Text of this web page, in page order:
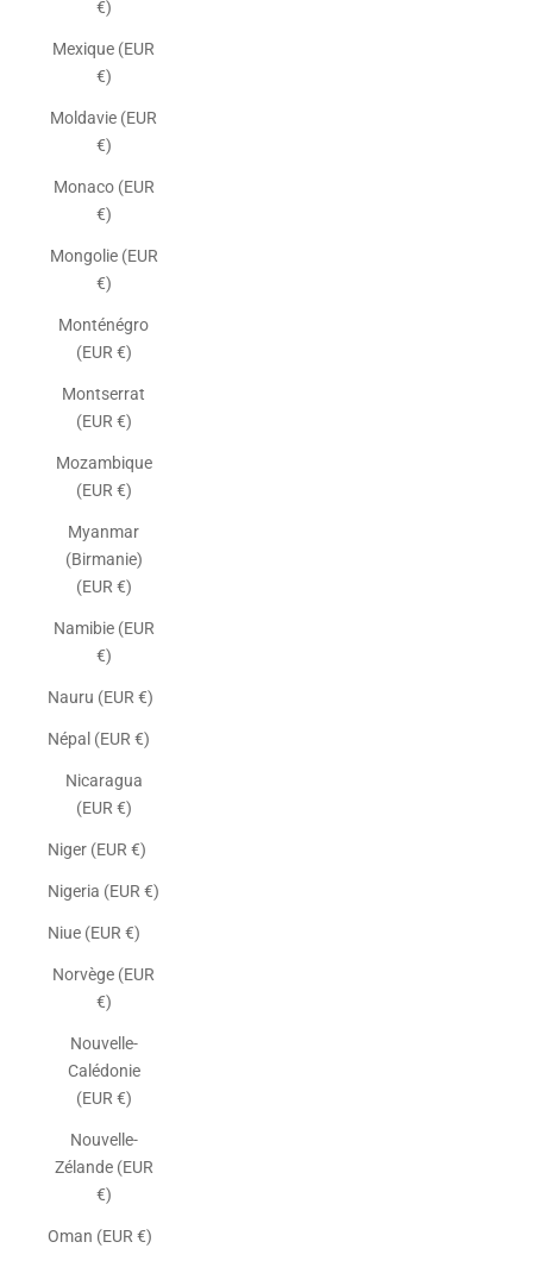
€)
Mexique (EUR
€)
Moldavie (EUR
€)
Monaco (EUR
€)
Mongolie (EUR
€)
Monténégro
(EUR €)
Montserrat
(EUR €)
Mozambique
(EUR €)
Myanmar
(Birmanie)
(EUR €)
Namibie (EUR
€)
Nauru (EUR €)
Népal (EUR €)
Nicaragua
(EUR €)
Niger (EUR €)
Nigeria (EUR €)
Niue (EUR €)
Norvège (EUR
€)
Nouvelle-
Calédonie
(EUR €)
Nouvelle-
Zélande (EUR
€)
Oman (EUR €)